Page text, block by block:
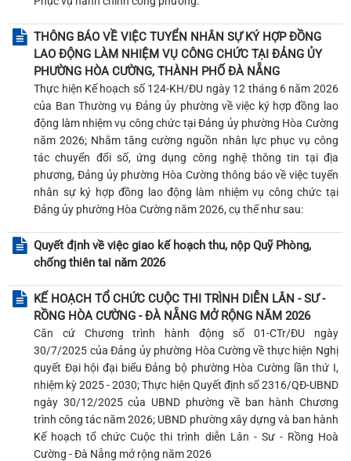
THÔNG BÁO VỀ VIỆC TUYỂN NHÂN SỰ KÝ HỢP ĐỒNG
LAO ĐỘNG LÀM NHIỆM VỤ CÔNG CHỨC TẠI ĐẢNG ỦY
PHƯỜNG HÒA CƯỜNG, THÀNH PHỐ ĐÀ NẴNG
Thực hiện Kế hoạch số 124-KH/ĐU ngày 12 tháng 6 năm 2026
của Ban Thường vụ Đảng ủy phường về việc ký hợp đồng lao
động làm nhiệm vụ công chức tại Đảng ủy phường Hòa Cường
năm 2026; Nhằm tăng cường nguồn nhân lực phục vụ công
tác chuyển đổi số, ứng dụng công nghệ thông tin tại địa
phương, Đảng ủy phường Hòa Cường thông báo về việc tuyển
nhân sự ký hợp đồng lao động làm nhiệm vụ công chức tại
Đảng ủy phường Hòa Cường năm 2026, cụ thể như sau:
Quyết định về việc giao kế hoạch thu, nộp Quỹ Phòng,
chống thiên tai năm 2026
KẾ HOẠCH TỔ CHỨC CUỘC THI TRÌNH DIỄN LÂN - SƯ -
RỒNG HÒA CƯỜNG - ĐÀ NẴNG MỞ RỘNG NĂM 2026
Căn cứ Chương trình hành động số 01-CTr/ĐU ngày
30/7/2025 của Đảng ủy phường Hòa Cường về thực hiện Nghị
quyết Đại hội đại biểu Đảng bộ phường Hòa Cường lần thứ I,
nhiệm kỳ 2025 - 2030; Thực hiện Quyết định số 2316/QĐ-UBND
ngày 30/12/2025 của UBND phường về ban hành Chương
trình công tác năm 2026; UBND phường xây dựng và ban hành
Kế hoạch tổ chức Cuộc thi trình diễn Lân - Sư - Rồng Hoà
Cường - Đà Nẵng mở rộng năm 2026